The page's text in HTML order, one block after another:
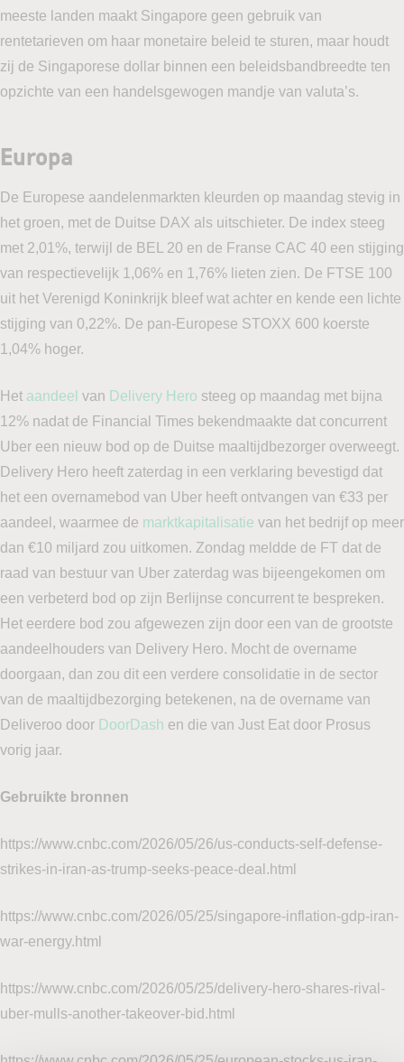
meeste landen maakt Singapore geen gebruik van
rentetarieven om haar monetaire beleid te sturen, maar houdt
zij de Singaporese dollar binnen een beleidsbandbreedte ten
opzichte van een handelsgewogen mandje van valuta’s.
Europa
De Europese aandelenmarkten kleurden op maandag stevig in
het groen, met de Duitse DAX als uitschieter. De index steeg
met 2,01%, terwijl de BEL 20 en de Franse CAC 40 een stijging
van respectievelijk 1,06% en 1,76% lieten zien. De FTSE 100
uit het Verenigd Koninkrijk bleef wat achter en kende een lichte
stijging van 0,22%. De pan-Europese STOXX 600 koerste
1,04% hoger.
Het aandeel van Delivery Hero steeg op maandag met bijna
12% nadat de Financial Times bekendmaakte dat concurrent
Uber een nieuw bod op de Duitse maaltijdbezorger overweegt.
Delivery Hero heeft zaterdag in een verklaring bevestigd dat
het een overnamebod van Uber heeft ontvangen van €33 per
aandeel, waarmee de marktkapitalisatie van het bedrijf op meer
dan €10 miljard zou uitkomen. Zondag meldde de FT dat de
raad van bestuur van Uber zaterdag was bijeengekomen om
een verbeterd bod op zijn Berlijnse concurrent te bespreken.
Het eerdere bod zou afgewezen zijn door een van de grootste
aandeelhouders van Delivery Hero. Mocht de overname
doorgaan, dan zou dit een verdere consolidatie in de sector
van de maaltijdbezorging betekenen, na de overname van
Deliveroo door DoorDash en die van Just Eat door Prosus
vorig jaar.
Gebruikte bronnen
https://www.cnbc.com/2026/05/26/us-conducts-self-defense-
strikes-in-iran-as-trump-seeks-peace-deal.html
https://www.cnbc.com/2026/05/25/singapore-inflation-gdp-iran-
war-energy.html
https://www.cnbc.com/2026/05/25/delivery-hero-shares-rival-
uber-mulls-another-takeover-bid.html